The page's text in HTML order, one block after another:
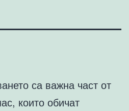
са важна част от
които обичат